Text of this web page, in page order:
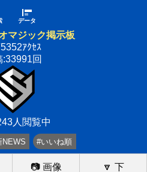
データ
マジック掲示板
ｱｸｾｽ
:33991回
人閲覧中
NEWS #いいね順
📷 画像 🔽 下